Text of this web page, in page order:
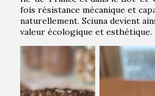
fois résistance mécanique et
naturellement. Sciuna devient
valeur écologique et esthétique.